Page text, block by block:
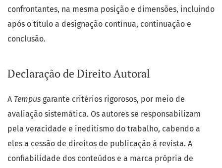
confrontantes, na mesma posição e dimensões, incluindo
após o título a designação contínua, continuação e
conclusão.
Declaração de Direito Autoral
A Tempus garante critérios rigorosos, por meio de
avaliação sistemática. Os autores se responsabilizam
pela veracidade e ineditismo do trabalho, cabendo a
eles a cessão de direitos de publicação à revista. A
confiabilidade dos conteúdos e a marca própria de